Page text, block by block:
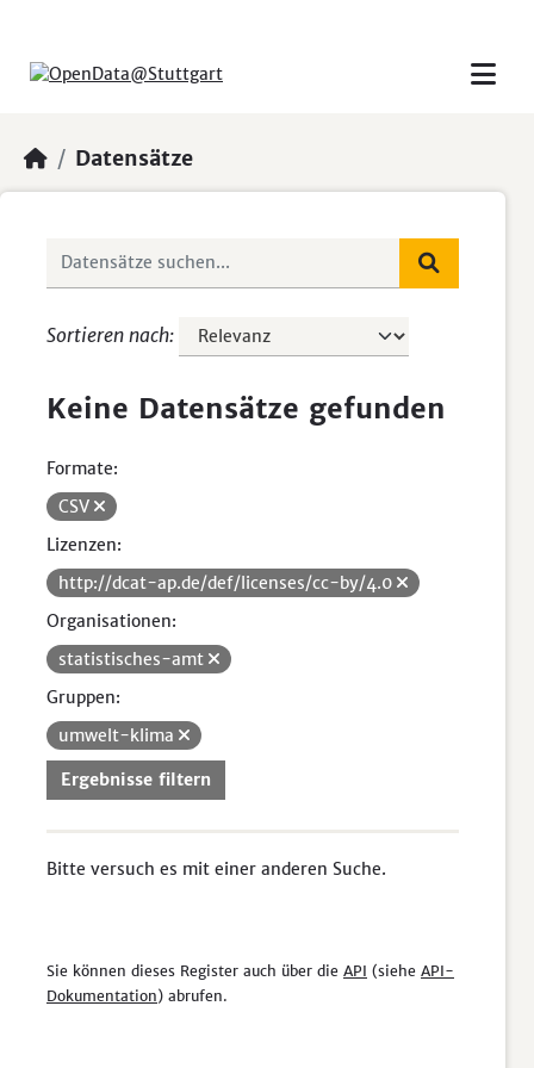
Datensätze
Sortieren nach
Keine Datensätze gefunden
Formate:
CSV
Lizenzen:
http://dcat-ap.de/def/licenses/cc-by/4.0
Organisationen:
statistisches-amt
Gruppen:
umwelt-klima
Ergebnisse filtern
Bitte versuch es mit einer anderen Suche.
Sie können dieses Register auch über die API (siehe API-
Dokumentation) abrufen.